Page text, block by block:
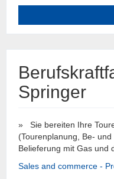
Springer
» Sie bereiten Ihre
(Tourenplanung, Be-
Belieferung mit Gas und
Sales and commerce -